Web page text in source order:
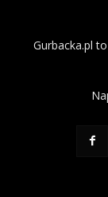
Gurbacka.pl